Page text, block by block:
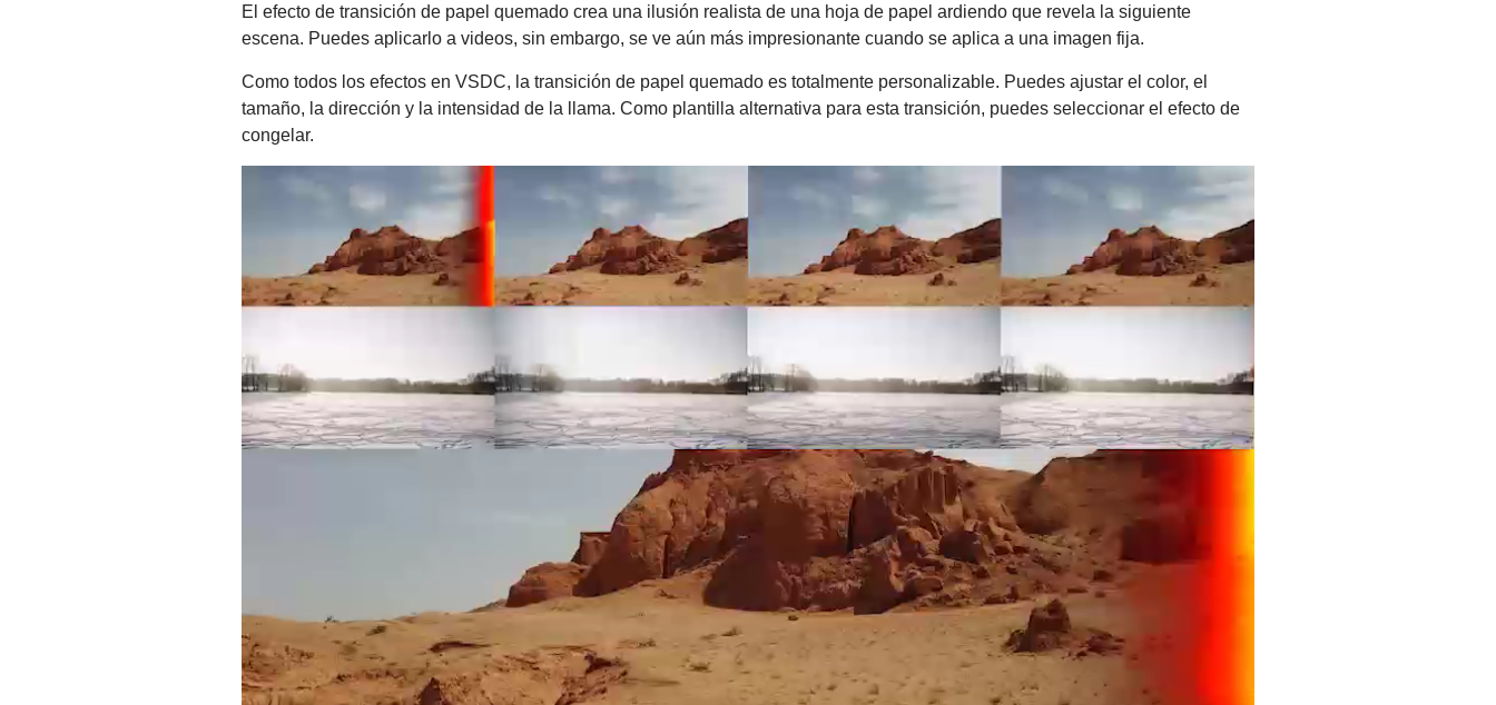
El efecto de transición de papel quemado crea una ilusión realista de una hoja de papel ardiendo que revela la siguiente
escena. Puedes aplicarlo a videos, sin embargo, se ve aún más impresionante cuando se aplica a una imagen fija.
Como todos los efectos en VSDC, la transición de papel quemado es totalmente personalizable. Puedes ajustar el color, el
tamaño, la dirección y la intensidad de la llama. Como plantilla alternativa para esta transición, puedes seleccionar el efecto de
congelar.